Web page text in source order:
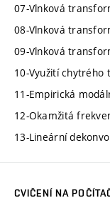
07-Vlnková
08-Vlnková
09-Vlnková
10-Využití chytrého
11-Empirická
12-Okamžitá
13-Lineární
CVIČENÍ NA